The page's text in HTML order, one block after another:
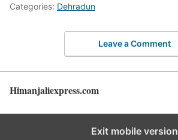
Categories: Dehradun
Leave a Comment
Himanjaliexpress.com
Exit mobile version